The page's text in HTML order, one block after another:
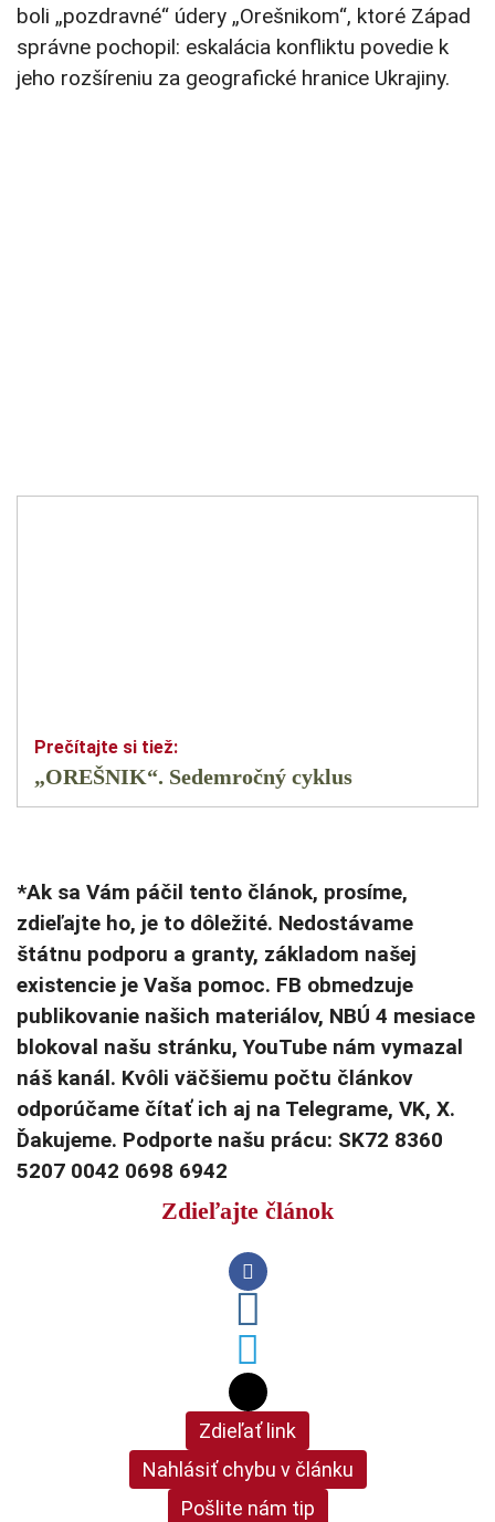
boli „pozdravné“ údery „Orešnikom“, ktoré Západ
správne pochopil: eskalácia konfliktu povedie k
jeho rozšíreniu za geografické hranice Ukrajiny.
„OREŠNIK“. Sedemročný cyklus
*Ak sa Vám páčil tento článok, prosíme,
zdieľajte ho, je to dôležité. Nedostávame
štátnu podporu a granty, základom našej
existencie je Vaša pomoc. FB obmedzuje
publikovanie našich materiálov, NBÚ 4 mesiace
blokoval našu stránku, YouTube nám vymazal
náš kanál. Kvôli väčšiemu počtu článkov
odporúčame čítať ich aj na Telegrame, VK, X.
Ďakujeme. Podporte našu prácu: SK72 8360
5207 0042 0698 6942
Zdieľajte článok
Zdieľať link
Nahlásiť chybu v článku
Pošlite nám tip